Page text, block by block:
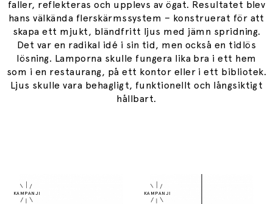
faller, reflekteras och upplevs av ögat. Resultatet blev
hans välkända flerskärmssystem – konstruerat för att
skapa ett mjukt, bländfritt ljus med jämn spridning.
Det var en radikal idé i sin tid, men också en tidlös
lösning. Lamporna skulle fungera lika bra i ett hem
som i en restaurang, på ett kontor eller i ett bibliotek.
Ljus skulle vara behagligt, funktionellt och långsiktigt
hållbart.